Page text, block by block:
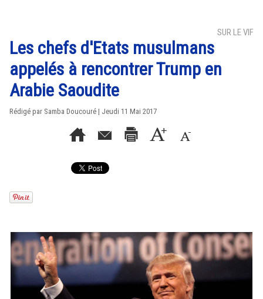
SUR LE VIF
Les chefs d'Etats musulmans
appelés à rencontrer Trump en
Arabie Saoudite
Rédigé par Samba Doucouré | Jeudi 11 Mai 2017